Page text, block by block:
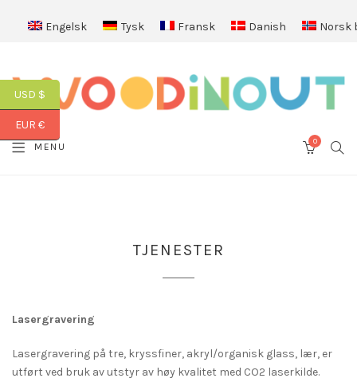
Engelsk Tysk Fransk Danish Norsk
MENU 0
TJENESTER
Lasergravering
Lasergravering på tre, kryssfiner, akryl/organisk glass, lær, er
utført ved bruk av utstyr av høy kvalitet med CO2 laserkilde.
USD $
EUR €